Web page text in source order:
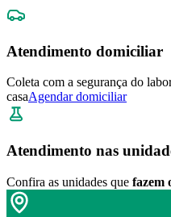
Atendimento domiciliar
Coleta com a segurança do
casaAgendar domiciliar
Atendimento nas
Confira as unidades que fazem